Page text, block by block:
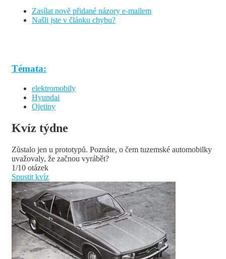
Zasílat nově přidané názory e-mailem
Našli jste v článku chybu?
Témata:
elektromobily
Hyundai
Ojetiny
Kvíz týdne
Zůstalo jen u prototypů. Poznáte, o čem tuzemské automobilky
uvažovaly, že začnou vyrábět?
1/10 otázek
Spustit kvíz